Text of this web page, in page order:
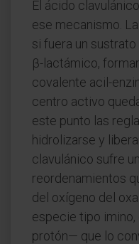
El ácido
ese mecanismo.
si fuera un
β-lactámico,
covalente acil-
centro activo
este punto las
hidrolizarse y
clavulánico sufre
reordenamientos
del oxígeno del
especie tipo
protón— que lo